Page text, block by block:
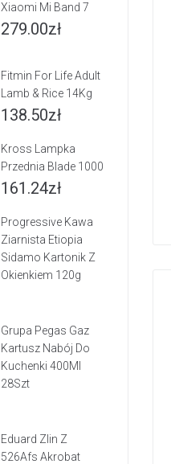
Xiaomi Mi Band 7
279.00zł
Fitmin For Life Adult
Lamb & Rice 14Kg
138.50zł
Kross Lampka
Przednia Blade 1000
161.24zł
Progressive Kawa
Ziarnista Etiopia
Sidamo Kartonik Z
Okienkiem 120g
Grupa Pegas Gaz
Kartusz Nabój Do
Kuchenki 400Ml
28Szt
Eduard Zlin Z
526Afs Akrobat